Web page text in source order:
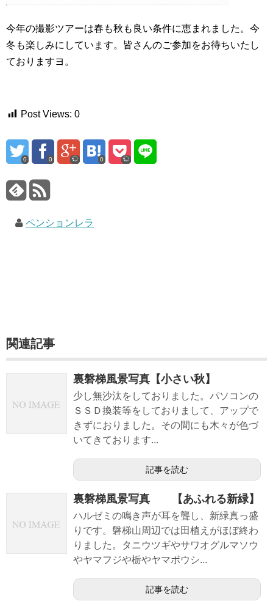
今年の撮影ツアーは春も秋も良い条件に恵まれました。今
冬も楽しみにしています。皆さんのご参加をお待ちいたし
ておりますヨ。
Post Views: 0
0 0 0
ペンションレラ
関連記事
裏磐梯風景写真【小さい秋】
少し無沙汰をしておりました。パソコンの
ＳＳＤ換装等をしておりまして、アップで
きずにおりました。その間にも木々が色づ
いてきております...
記事を読む
裏磐梯風景写真 【あふれる新緑】
ハルゼミの鳴き声が耳を聾し、新緑真っ盛
りです。磐梯山周辺では田植えがほぼ終わ
りました。タニウツギやサワオグルマソウ
やヤマフジや栃やヤマボウシ...
記事を読む